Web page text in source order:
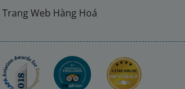
Trang Web Hàng Hoá